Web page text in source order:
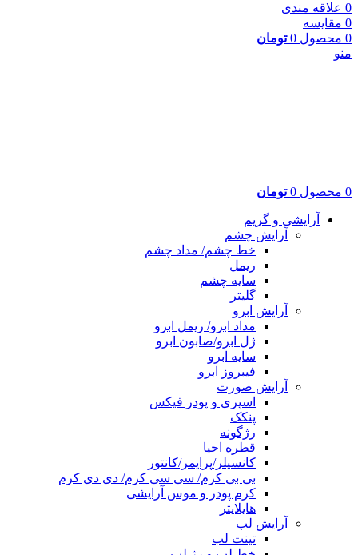
0 علاقه مندی
0 مقایسه
0 محصول 0 تومان
منو
0 محصول 0 تومان
آرایشی و گریم
آرایش چشم
خط چشم/ مداد چشم
ریمل
سایه چشم
گلیتر
آرایش ابرو
مداد ابرو/ ریمل ابرو
ژل ابرو/صابون ابرو
سایه ابرو
فیبروز ابرو
آرایش صورت
اسپری و پودر فیکس
پنکک
رژگونه
قطره احیا
کانسیلر/پرایمر/کانتور
بی بی کرم/ سی سی کرم/ دی دی کرم
کرم پودر و موس آرایشی
هایلایتر
آرایش لب
تینت لب